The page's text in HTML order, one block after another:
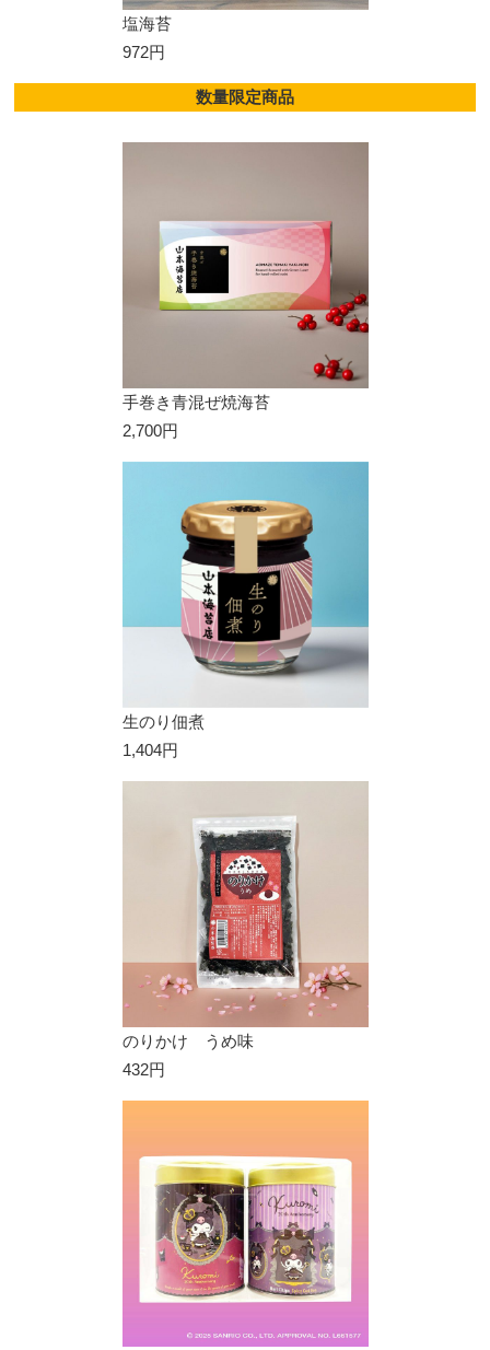
塩海苔
972円
数量限定商品
手巻き青混ぜ焼海苔
2,700円
生のり佃煮
1,404円
のりかけ うめ味
432円